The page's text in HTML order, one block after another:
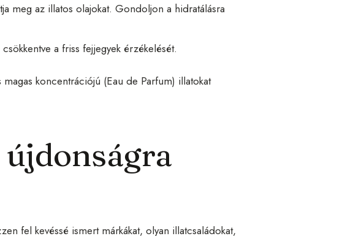
meg az illatos olajokat. Gondoljon a hidratálásra
a friss fejjegyek érzékelését.
koncentrációjú (Eau de Parfum) illatokat
újdonságra
fel kevéssé ismert márkákat, olyan illatcsaládokat,